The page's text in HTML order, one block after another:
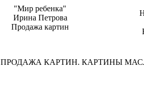
"Мир ребенка"
Ирина Петрова
Продажа картин
ПРОДАЖА КАРТИН. КАРТИНЫ